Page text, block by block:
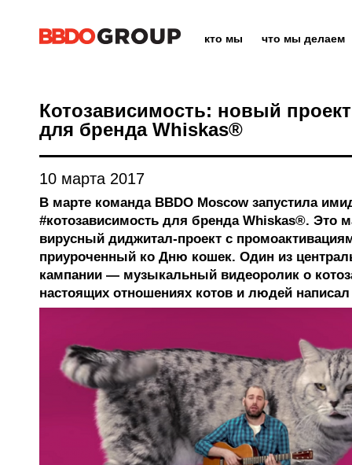
кто мы что мы делаем
Котозависимость: новый
для бренда Whiskas®
10 марта 2017
В марте команда BBDO Moscow запустила
#котозависимость для бренда Whiskas®. Это
вирусный диджитал-проект с
приуроченный ко Дню кошек. Один из
кампании — музыкальный видеоролик о
настоящих отношениях котов и людей